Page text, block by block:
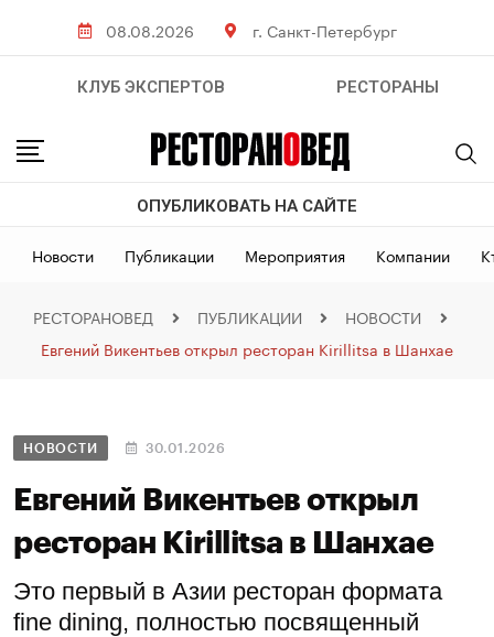
08.08.2026 г. Санкт-Петербург
КЛУБ ЭКСПЕРТОВ РЕСТОРАНЫ
ОПУБЛИКОВАТЬ НА САЙТЕ
Новости Публикации Мероприятия Компании
РЕСТОРАНОВЕД ПУБЛИКАЦИИ
НОВОСТИ
Евгений Викентьев открыл ресторан Kirillitsa в Шанхае
НОВОСТИ 30.01.2026
Евгений Викентьев открыл
ресторан Kirillitsa в Шанхае
Это первый в Азии ресторан формата
fine dining, полностью посвященный